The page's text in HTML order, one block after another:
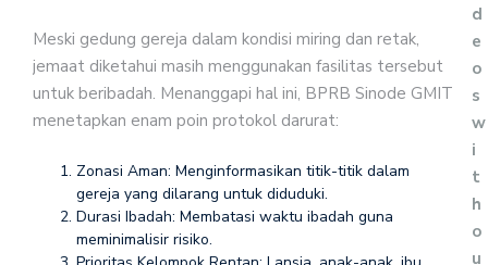
Meski gedung gereja dalam kondisi miring dan retak,
jemaat diketahui masih menggunakan fasilitas tersebut
untuk beribadah. Menanggapi hal ini, BPRB Sinode GMIT
menetapkan enam poin protokol darurat:
Zonasi Aman: Menginformasikan titik-titik dalam
gereja yang dilarang untuk diduduki.
Durasi Ibadah: Membatasi waktu ibadah guna
meminimalisir risiko.
d
e
o
s
w
i
t
h
o
u